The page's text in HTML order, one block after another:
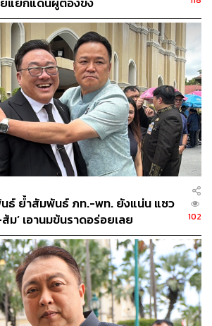
อีกว่า หากพรรคก้าวไกลมิได้มีการ
คับพรรคก้าวไกลและกฎหมาย ดังนั้น
ป็นการสมคบคิดหรือแสดงเจตนาลวง
ลกับปดิพัทธ์ อันเข้าข่ายกระทำการอัน
รปกครองระบอบประชาธิปไตยอันมี
ป็นประมุขหรือไม่ ซึ่งศาลรัฐธรรมนูญ
งแค่อาจเป็นปฏิปักษ์ก็ต้องห้ามแล้ว ไม่
ระสงค์ต่อผล หรือต้องรอให้เกิดผลเสีย
สียก่อน
ฏต่อนายทะเบียนพรรคการเมืองแล้ว
ลรัฐธรรมนูญเพื่อสั่งยุบพรรคก้าวไกล
ปดิพัทธ์
ธ์ ย้ำสัมพันธ์ ภท.-พท. ยังแน่น แซว
ม’ เอานมข้นราดอร่อยเลย
102